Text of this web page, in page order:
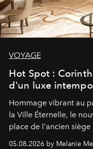
VOYAGE
Hot Spot :
d'un luxe
Hommage vibrant au
la Ville Éternelle, le
place de l'ancien
de vivre Romain dans
05.08.2026 by Melanie